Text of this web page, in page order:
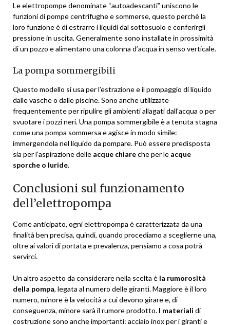
Le elettropompe denominate “autoadescanti” uniscono le
funzioni di pompe centrifughe e sommerse, questo perchè la
loro funzione è di estrarre i liquidi dal sottosuolo e conferirgli
pressione in uscita. Generalmente sono installate in prossimità
di un pozzo e alimentano una colonna d’acqua in senso verticale.
La pompa sommergibili
Questo modello si usa per l’estrazione e il pompaggio di liquido
dalle vasche o dalle piscine. Sono anche utilizzate
frequentemente per ripulire gli ambienti allagati dall’acqua o per
svuotare i pozzi neri. Una pompa sommergibile è a tenuta stagna
come una pompa sommersa e agisce in modo simile:
immergendola nel liquido da pompare. Può essere predisposta
sia per l’aspirazione delle acque chiareche per le acque
sporche o luride.
Conclusioni sul funzionamento
dell’elettropompa
Come anticipato, ogni elettropompa è caratterizzata da una
finalità ben precisa, quindi, quando procediamo a sceglierne una,
oltre ai valori di portata e prevalenza, pensiamo a cosa potrà
servirci.
Un altro aspetto da considerare nella scelta è la rumorosità
della pompa, legata al numero delle giranti. Maggiore è il loro
numero, minore è la velocità a cui devono girare e, di
conseguenza, minore sarà il rumore prodotto. I materiali di
costruzione sono anche importanti: acciaio inox per i giranti e